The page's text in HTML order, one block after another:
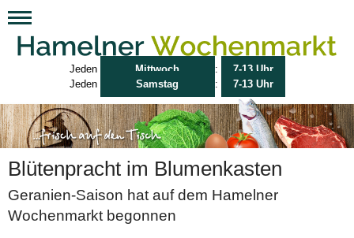
Jeden Mittwoch :
7-13 Uhr
Jeden
Samstag : 7-13 Uhr
Blütenpracht im Blumenkasten
Geranien-Saison hat auf dem Hamelner
Wochenmarkt begonnen